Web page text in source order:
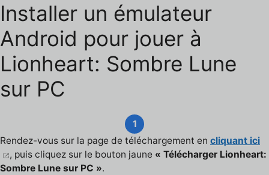
Installer un émulateur
Android pour jouer à
Lionheart: Sombre Lune
sur PC
1
Rendez-vous sur la page de téléchargement en cliquant ici
, puis cliquez sur le bouton jaune « Télécharger Lionheart:
Sombre Lune sur PC ».